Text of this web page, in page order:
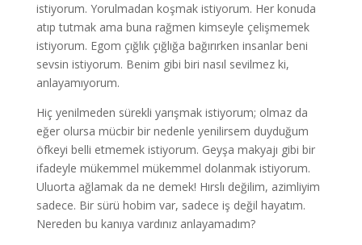
istiyorum. Yorulmadan koşmak istiyorum. Her konuda
atıp tutmak ama buna rağmen kimseyle çelişmemek
istiyorum. Egom çığlık çığlığa bağırırken insanlar beni
sevsin istiyorum. Benim gibi biri nasıl sevilmez ki,
anlayamıyorum.
Hiç yenilmeden sürekli yarışmak istiyorum; olmaz da
eğer olursa mücbir bir nedenle yenilirsem duyduğum
öfkeyi belli etmemek istiyorum. Geyşa makyajı gibi bir
ifadeyle mükemmel mükemmel dolanmak istiyorum.
Uluorta ağlamak da ne demek! Hırslı değilim, azimliyim
sadece. Bir sürü hobim var, sadece iş değil hayatım.
Nereden bu kanıya vardınız anlayamadım?